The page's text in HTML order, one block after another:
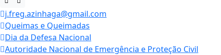
j.freg.azinhaga@gmail.com
Queimas e Queimadas
Dia da Defesa Nacional
Autoridade Nacional de Emergência e Proteção Civil